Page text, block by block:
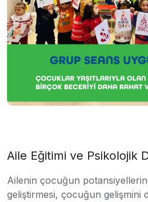
Aile Eğitimi ve Psikolojik
Ailenin çocuğun
geliştirmesi, çocuğun gelişmini